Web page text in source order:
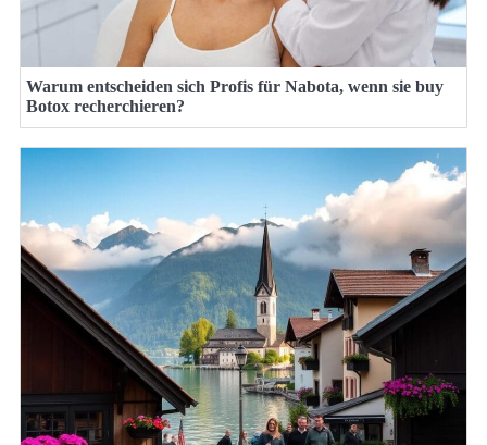
Warum entscheiden sich Profis für Nabota, wenn sie buy
Botox recherchieren?